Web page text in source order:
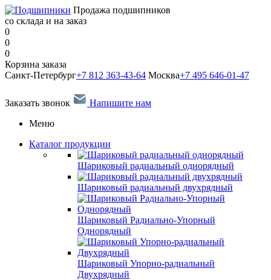
Продажа подшипников
со склада и на заказ
0
0
0
Корзина заказа
Санкт-Петербург+7 812 363-43-64 Москва+7 495 646-01-47
Заказать звонок
Напишите нам
Меню
Каталог продукции
Шариковый радиальный однорядный
Шариковый радиальный двухрядный
Шариковый Радиально-Упорный
Однорядный
Шариковый Упорно-радиальный
Двухрядный